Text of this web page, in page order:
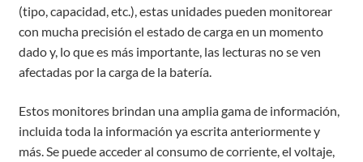
(tipo, capacidad, etc.), estas unidades pueden monitorear
con mucha precisión el estado de carga en un momento
dado y, lo que es más importante, las lecturas no se ven
afectadas por la carga de la batería.
Estos monitores brindan una amplia gama de información,
incluida toda la información ya escrita anteriormente y
más. Se puede acceder al consumo de corriente, el voltaje,